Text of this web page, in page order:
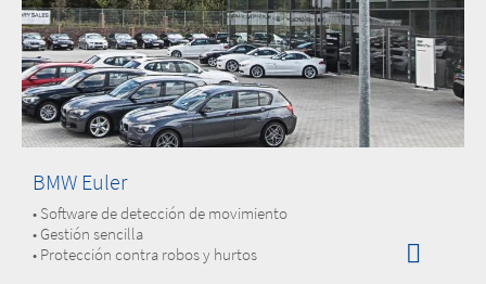
BMW Euler
• Software de detección de movimiento
• Gestión sencilla
• Protección contra robos y hurtos